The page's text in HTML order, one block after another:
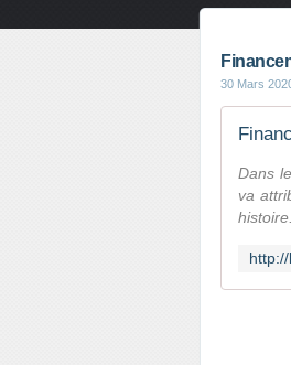
30 Mars
Dans
va